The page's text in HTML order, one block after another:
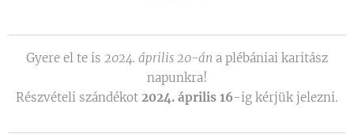
Gyere el te is 2024. április 20-án a plébániai karitász
napunkra!
Részvételi szándékot 2024. április 16-ig kérjük jelezni.